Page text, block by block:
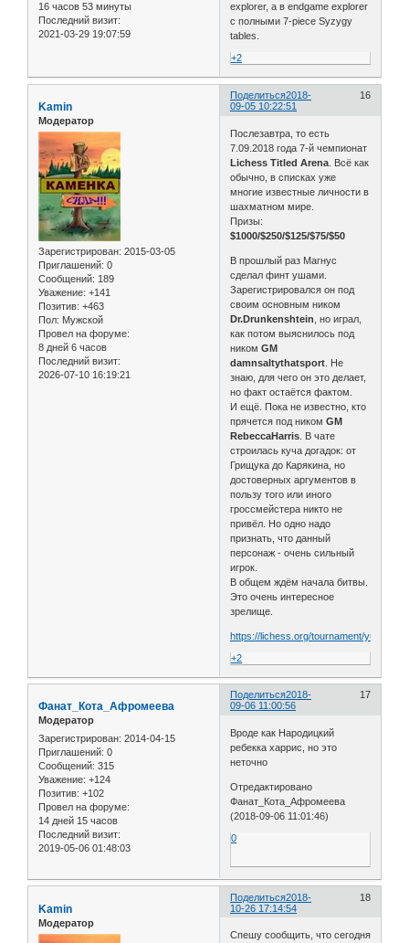
16 часов 53 минуты
Последний визит:
2021-03-29 19:07:59
explorer, а в endgame explorer
с полными 7-piece Syzygy
tables.
+2
Поделиться 16
2018-
09-05 10:22:51
Kamin
Модератор
Зарегистрирован: 2015-03-05
Приглашений: 0
Сообщений: 189
Уважение: +141
Позитив: +463
Пол: Мужской
Провел на форуме:
8 дней 6 часов
Последний визит:
2026-07-10 16:19:21
Послезавтра, то есть
7.09.2018 года 7-й чемпионат
Lichess Titled Arena . Всё как
обычно, в списках уже
многие известные личности в
шахматном мире.
Призы:
$1000/$250/$125/$75/$50
В прошлый раз Магнус
сделал финт ушами.
Зарегистрировался он под
своим основным ником
Dr.Drunkenshtein , но играл,
как потом выяснилось под
никомGM
damnsaltythatsport . Не
знаю, для чего он это делает,
но факт остаётся фактом.
И ещё. Пока не известно, кто
прячется под никомGM
RebeccaHarris . В чате
строилась куча догадок: от
Грищука до Карякина, но
достоверных аргументов в
пользу того или иного
гроссмейстера никто не
привёл. Но одно надо
признать, что данный
персонаж - очень сильный
игрок.
В общем ждём начала битвы.
Это очень интересное
зрелище.
https://lichess.org/tournament/
+2
Поделиться 17
2018-
09-06 11:00:56
Фанат_Кота_Афромеева
Модератор
Зарегистрирован: 2014-04-15
Приглашений: 0
Сообщений: 315
Уважение: +124
Позитив: +102
Провел на форуме:
14 дней 15 часов
Последний визит:
2019-05-06 01:48:03
Вроде как Народицкий
ребекка харрис, но это
неточно
Отредактировано
Фанат_Кота_Афромеева
(2018-09-06 11:01:46)
0
Поделиться 18
2018-
10-26 17:14:54
Kamin
Модератор
Спешу сообщить, что сегодня